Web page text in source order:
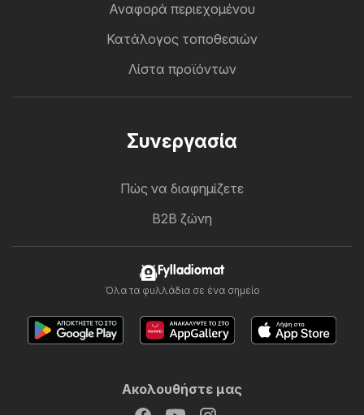
Αναφορά περιεχομένου
Κατάλογος τοποθεσιών
Λίστα προϊόντων
Συνεργασία
Πώς να διαφημίζετε
B2B ζώνη
Fylladiomat
Όλα τα φυλλάδια σε ένα σημείο
Ακολουθήστε μας